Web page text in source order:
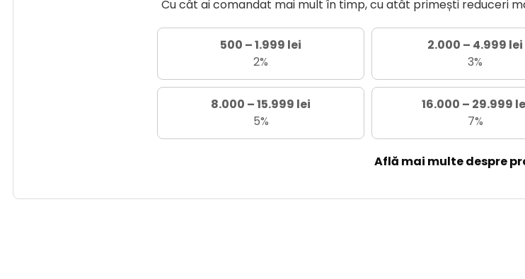
Cu cât ai comandat mai mult în timp, cu atât primești reduceri
500 – 1.999 lei
2%
2.000 – 4.999 lei
3%
8.000 – 15.999 lei
5%
16.000 – 29.999
7%
Află mai multe despre